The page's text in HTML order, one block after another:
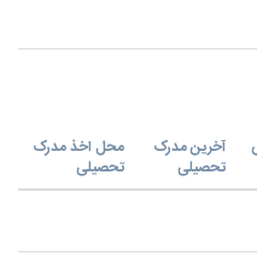
آخرین مدرک
تحصیلی
محل اخذ مدرک
تحصیلی